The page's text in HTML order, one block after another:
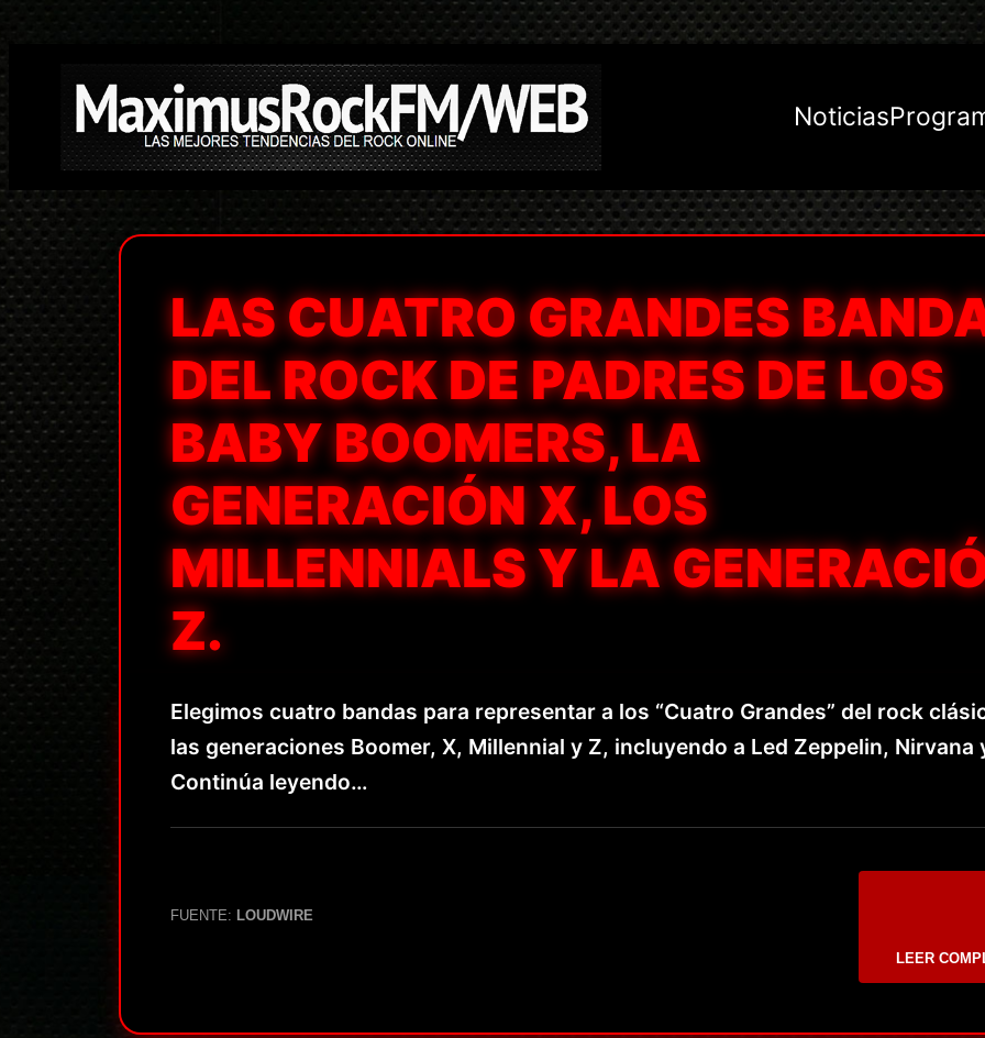
contenido
Noticias
LAS CUATRO GRANDES
DEL ROCK DE PADRES DE LOS
BABY BOOMERS, LA
GENERACIÓN X, LOS
MILLENNIALS Y LA
Z.
Elegimos cuatro bandas para representar a los “Cuatro Grandes” del rock
las generaciones Boomer, X, Millennial y Z, incluyendo a Led Zeppelin, Nirvana
Continúa leyendo…
FUENTE: LOUDWIRE
LEER